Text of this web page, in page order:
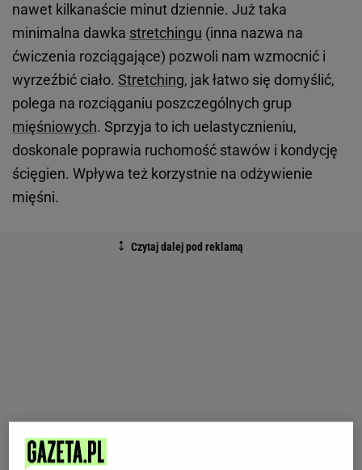
nawet kilkanaście minut dziennie. Już taka
minimalna dawka stretchingu (inna nazwa na
ćwiczenia rozciągające) pozwoli nam wzmocnić i
wyrzeźbić ciało. Stretching, jak łatwo się domyślić,
polega na rozciąganiu poszczególnych grup
mięśniowych. Sprzyja to ich uelastycznieniu,
doskonale poprawia ruchomość stawów i kondycję
ścięgien. Wpływa też korzystnie na odżywienie
mięśni.